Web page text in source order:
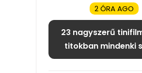
2 ÓRA AGO
23 nagyszerű
titokban mindenki